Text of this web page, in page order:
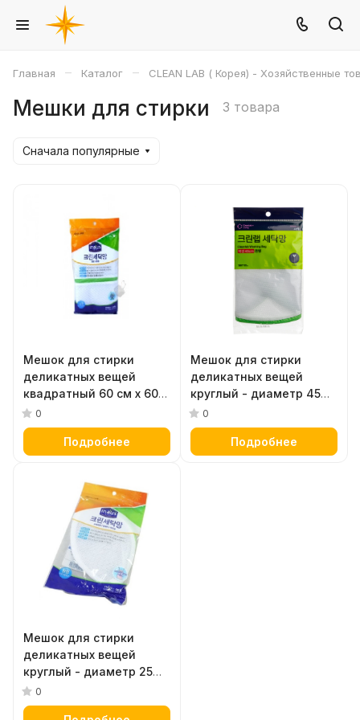
Главная – Каталог – CLEAN LAB ( Корея) - Хозяйственные
Мешки для стирки 3 товара
Сначала популярные
Мешок для стирки
деликатных вещей
квадратный 60 см х 60
см0
Подробнее
Мешок для стирки
деликатных вещей
круглый - диаметр 45
см0
Подробнее
Мешок для стирки
деликатных вещей
круглый - диаметр 25
см0